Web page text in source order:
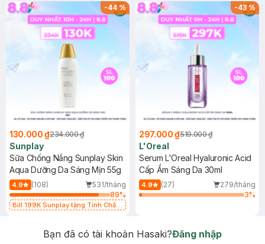
-44%
130.000 ₫234.000 ₫
Sunplay
Sữa Chống Nắng Sunplay Skin
Aqua Dưỡng Da Sáng Mịn 55g
4.9 (108)
531/tháng
89%
Bill 199K Sunplay tặng Tinh Chất
-43%
297.000 ₫519.000 ₫
L'Oreal
Serum L'Oreal Hyaluronic Acid
Cấp Ẩm Sáng Da 30ml
4.9 (27)
279/tháng
3%
Bạn đã có tài khoản Hasaki?Đăng nhập